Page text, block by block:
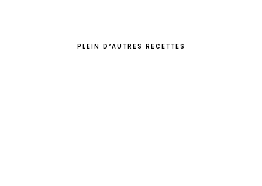
PLEIN D’AUTRES RECETTES